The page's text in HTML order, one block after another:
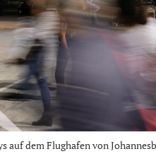
auf dem Flughafen von